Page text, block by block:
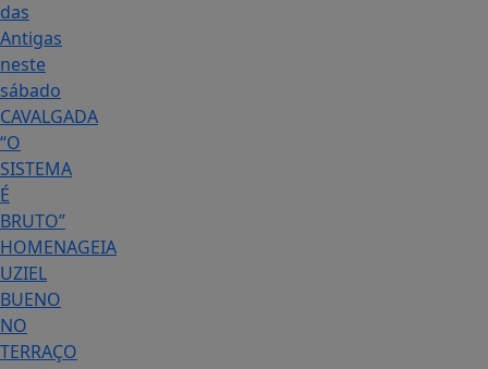
das
Antigas
neste
sábado
CAVALGADA
“O
SISTEMA
É
BRUTO”
HOMENAGEIA
UZIEL
BUENO
NO
TERRAÇO